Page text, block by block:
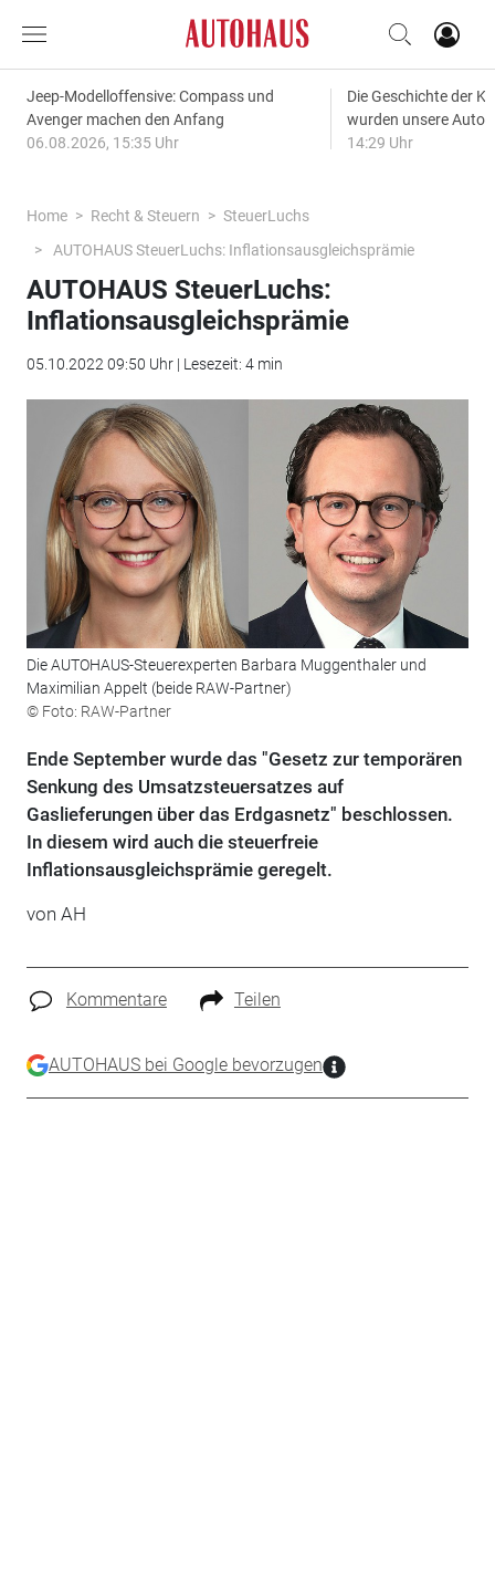
Jeep-Modelloffensive: Compass und
Avenger machen den Anfang
06.08.2026, 15:35 Uhr
Die Geschichte der
wurden unsere
14:29 Uhr
Home Recht & Steuern
SteuerLuchs
AUTOHAUS SteuerLuchs: Inflationsausgleichsprämie
AUTOHAUS SteuerLuchs:
Inflationsausgleichsprämie
05.10.2022 09:50 Uhr | Lesezeit: 4 min
Die AUTOHAUS-Steuerexperten Barbara Muggenthaler und
Maximilian Appelt (beide RAW-Partner)
© Foto: RAW-Partner
Ende September wurde das "Gesetz zur temporären
Senkung des Umsatzsteuer­satzes auf
Gaslieferungen über das Erdgasnetz" beschlossen.
In diesem wird auch die steu­erfreie
Inflationsausgleichsprämie geregelt.
von AH
Kommentare Teilen
AUTOHAUS bei Google bevorzugen